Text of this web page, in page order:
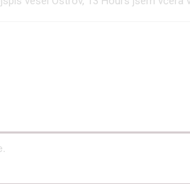
Udělením souhlasu s účely a